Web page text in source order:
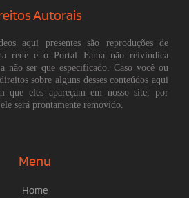
Autorais
aqui presentes são reproduções de
rede e o Portal Fama não reivindica
não ser que especificado. Caso você ou
sobre alguns desses conteúdos aqui
que eles apareçam em nosso site, por
será prontamente removido.
Menu
Home